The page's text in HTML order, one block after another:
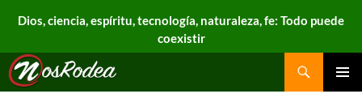
Dios, ciencia, espíritu, tecnología, naturaleza, fe: Todo puede
coexistir
Nos Rodea
Search